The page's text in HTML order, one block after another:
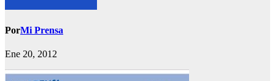
PorMi Prensa
Ene 20, 2012